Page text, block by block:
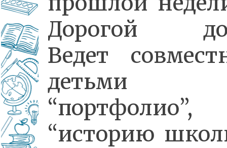
Дорогой
Ведет
детьми
“портфолио”,
“историю